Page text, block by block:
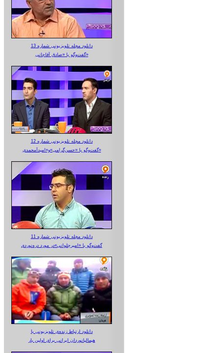
دانلود مجله تلویزیونی شماره 13
گفت‌وگو با «صادق آقاجانی»
دانلود مجله تلویزیونی شماره 12
گفت‌وگو با «حسن‌گرامی»و«امیدآمحمدی»
دانلود مجله تلویزیونی شماره 11
گفت‌وگو با «امیرجلوانی»در مورد دره‌نوردی
دانلود ارتباط زنده‌ی تلویزیونی‌ با
هیمالیانوردان ایرانی برای اولین بار